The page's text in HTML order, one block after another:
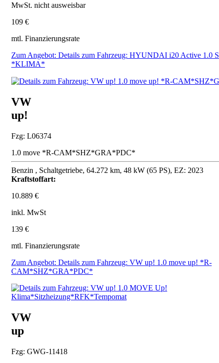
MwSt. nicht ausweisbar
109 €
mtl. Finanzierungsrate
Zum Angebot: Details zum Fahrzeug: HYUNDAI i20 Active 1.0
*KLIMA*
VW
up!
Fzg: L06374
1.0 move *R-CAM*SHZ*GRA*PDC*
Benzin , Schaltgetriebe, 64.272 km, 48 kW (65 PS), EZ: 2023
Kraftstoffart:
10.889 €
inkl. MwSt
139 €
mtl. Finanzierungsrate
Zum Angebot: Details zum Fahrzeug: VW up! 1.0 move up! *R-
CAM*SHZ*GRA*PDC*
VW
up
Fzg: GWG-11418